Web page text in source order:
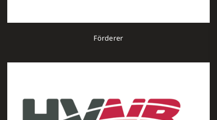
Förderer